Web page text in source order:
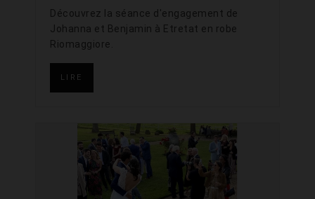
Découvrez la séance d'engagement de
Johanna et Benjamin à Etretat en robe
Riomaggiore.
LIRE